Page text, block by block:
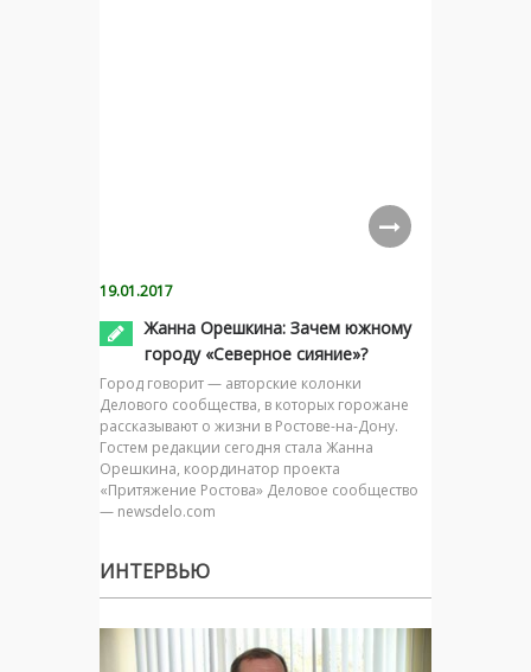
19.01.2017
Жанна Орешкина: Зачем южному
городу «Северное сияние»?
Город говорит — авторские колонки
Делового сообщества, в которых горожане
рассказывают о жизни в Ростове-на-Дону.
Гостем редакции сегодня стала Жанна
Орешкина, координатор проекта
«Притяжение Ростова» Деловое сообщество
— newsdelo.com
ИНТЕРВЬЮ